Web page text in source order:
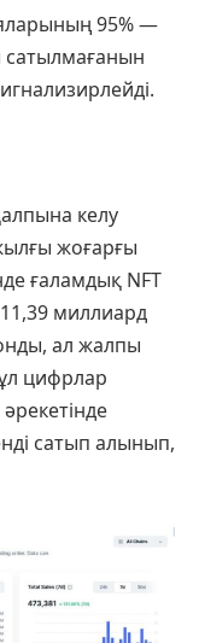
95% —
келу
жоғарғы
ғаламдық NFT
миллиард
ал жалпы
цифрлар
сатып алынып,